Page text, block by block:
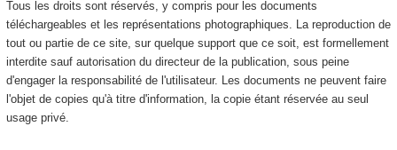
Tous les droits sont réservés, y compris pour les documents
téléchargeables et les représentations photographiques. La reproduction de
tout ou partie de ce site, sur quelque support que ce soit, est formellement
interdite sauf autorisation du directeur de la publication, sous peine
d'engager la responsabilité de l'utilisateur. Les documents ne peuvent faire
l'objet de copies qu'à titre d'information, la copie étant réservée au seul
usage privé.